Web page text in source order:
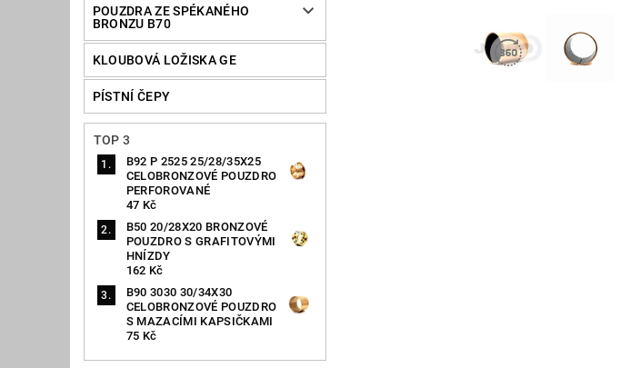
POUZDRA ZE SPÉKANÉHO
BRONZU B70
KLOUBOVÁ LOŽISKA GE
PÍSTNÍ ČEPY
TOP 3
B92 P 2525 25/28/35X25
CELOBRONZOVÉ POUZDRO
PERFOROVANÉ
47 Kč
B50 20/28X20 BRONZOVÉ
POUZDRO S GRAFITOVÝMI
HNÍZDY
162 Kč
B90 3030 30/34X30
CELOBRONZOVÉ POUZDRO
S MAZACÍMI KAPSIČKAMI
75 Kč